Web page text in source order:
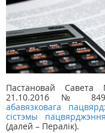
Пастановай Савета
21.10.2016 №
абавязковага
сістэмы
(далей – Пералiк).